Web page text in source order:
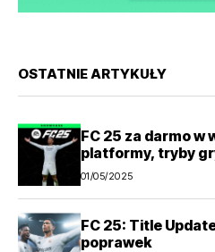
OSTATNIE ARTYKUŁY
FC 25 za darmo w
platformy, tryby
01/05/2025
FC 25: Title
poprawek